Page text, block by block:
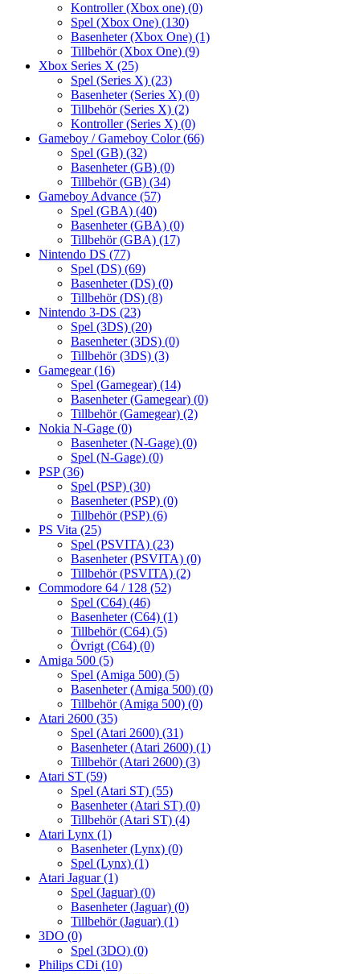
Kontroller (Xbox one) (0)
Spel (Xbox One) (130)
Basenheter (Xbox One) (1)
Tillbehör (Xbox One) (9)
Xbox Series X (25)
Spel (Series X) (23)
Basenheter (Series X) (0)
Tillbehör (Series X) (2)
Kontroller (Series X) (0)
Gameboy / Gameboy Color(66)
Spel (GB) (32)
Basenheter (GB) (0)
Tillbehör (GB) (34)
Gameboy Advance (57)
Spel (GBA) (40)
Basenheter (GBA) (0)
Tillbehör (GBA) (17)
Nintendo DS (77)
Spel (DS) (69)
Basenheter (DS) (0)
Tillbehör (DS) (8)
Nintendo 3-DS (23)
Spel (3DS) (20)
Basenheter (3DS) (0)
Tillbehör (3DS) (3)
Gamegear(16)
Spel (Gamegear) (14)
Basenheter (Gamegear) (0)
Tillbehör (Gamegear) (2)
Nokia N-Gage (0)
Basenheter (N-Gage) (0)
Spel (N-Gage) (0)
PSP(36)
Spel (PSP) (30)
Basenheter (PSP) (0)
Tillbehör (PSP) (6)
PS Vita (25)
Spel (PSVITA) (23)
Basenheter (PSVITA) (0)
Tillbehör (PSVITA) (2)
Commodore 64 / 128 (52)
Spel (C64) (46)
Basenheter (C64) (1)
Tillbehör (C64) (5)
Övrigt (C64) (0)
Amiga 500 (5)
Spel (Amiga 500) (5)
Basenheter (Amiga 500) (0)
Tillbehör (Amiga 500) (0)
Atari 2600 (35)
Spel (Atari 2600) (31)
Basenheter (Atari 2600) (1)
Tillbehör (Atari 2600) (3)
Atari ST (59)
Spel (Atari ST) (55)
Basenheter (Atari ST) (0)
Tillbehör (Atari ST) (4)
Atari Lynx (1)
Basenheter (Lynx) (0)
Spel (Lynx) (1)
Atari Jaguar(1)
Spel (Jaguar) (0)
Basenheter (Jaguar) (0)
Tillbehör (Jaguar) (1)
3DO (0)
Spel (3DO) (0)
Philips CDi (10)